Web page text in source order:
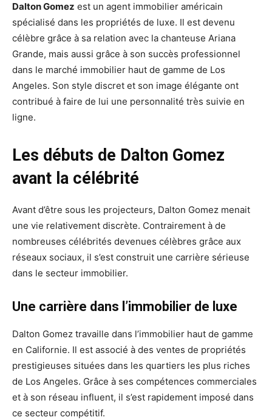
Dalton Gomez est un agent immobilier américain
spécialisé dans les propriétés de luxe. Il est devenu
célèbre grâce à sa relation avec la chanteuse Ariana
Grande, mais aussi grâce à son succès professionnel
dans le marché immobilier haut de gamme de Los
Angeles. Son style discret et son image élégante ont
contribué à faire de lui une personnalité très suivie en
ligne.
Les débuts de Dalton Gomez
avant la célébrité
Avant d’être sous les projecteurs, Dalton Gomez menait
une vie relativement discrète. Contrairement à de
nombreuses célébrités devenues célèbres grâce aux
réseaux sociaux, il s’est construit une carrière sérieuse
dans le secteur immobilier.
Une carrière dans l’immobilier de luxe
Dalton Gomez travaille dans l’immobilier haut de gamme
en Californie. Il est associé à des ventes de propriétés
prestigieuses situées dans les quartiers les plus riches
de Los Angeles. Grâce à ses compétences commerciales
et à son réseau influent, il s’est rapidement imposé dans
ce secteur compétitif.